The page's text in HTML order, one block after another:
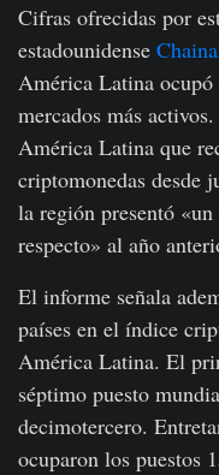
Cifras ofrecidas por
estadounidense
América Latina
mercados más
América Latina que
criptomonedas desde
la región presentó
respecto» al año
El informe señala
países en el índice
América Latina. El
séptimo puesto
decimotercero.
ocuparon los puestos